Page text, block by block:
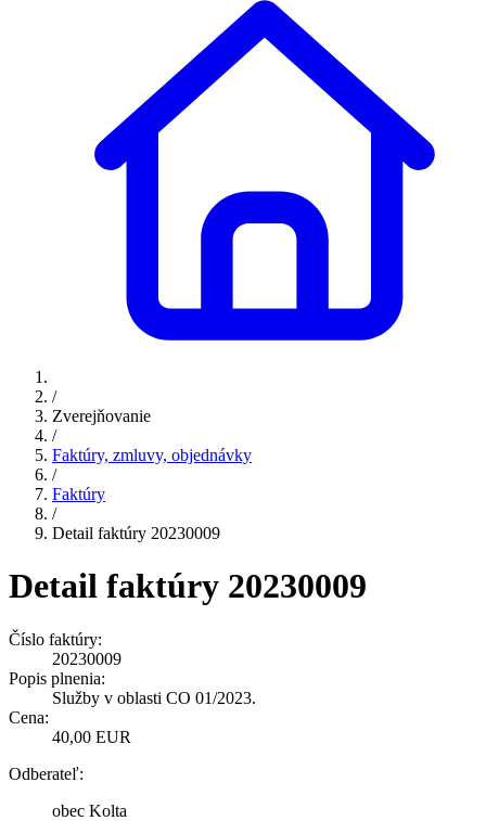
/
Zverejňovanie
/
Faktúry, zmluvy, objednávky
/
Faktúry
/
Detail faktúry 20230009
Detail faktúry 20230009
Číslo faktúry:
20230009
Popis plnenia:
Služby v oblasti CO 01/2023.
Cena:
40,00 EUR
Odberateľ:
obec Kolta